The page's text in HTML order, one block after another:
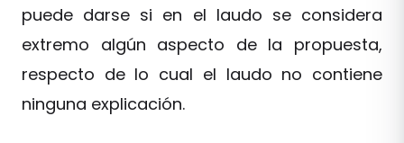
puede darse si en el laudo se considera
extremo algún aspecto de la propuesta,
respecto de lo cual el laudo no contiene
ninguna explicación.